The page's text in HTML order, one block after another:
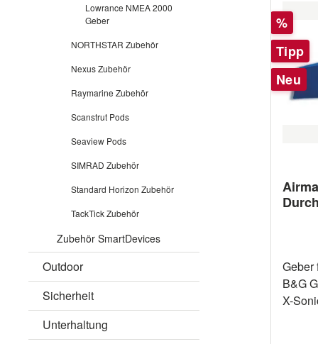
Lowrance NMEA 2000
Geber
NORTHSTAR Zubehör
Nexus Zubehör
Raymarine Zubehör
Scanstrut Pods
Seaview Pods
SIMRAD Zubehör
Standard Horizon Zubehör
TackTick Zubehör
Zubehör SmartDevices
Outdoor
Sicherheit
Unterhaltung
Rabatt
%
Tipp
Neu
Geber
B&G
X-Sonic